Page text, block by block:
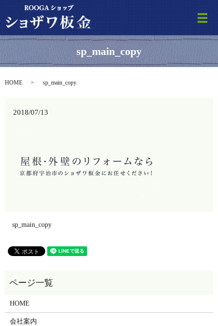
メ
sp_main_copy
HOME sp_main_copy
2018/07/13
sp_main_copy
HOME
会社案内